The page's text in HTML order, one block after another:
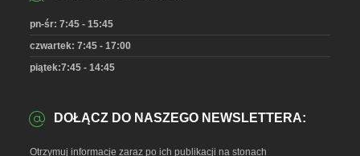
pn-śr: 7:45 - 15:45
czwartek: 7:45 - 17:00
piątek:7:45 - 14:45
DOŁĄCZ DO NASZEGO NEWSLETTERA:
Otrzymuj informacje zaraz po ich publikacji na stonach